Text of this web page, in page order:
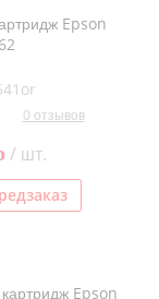
Epson
0 отзывов
/ шт.
Epson